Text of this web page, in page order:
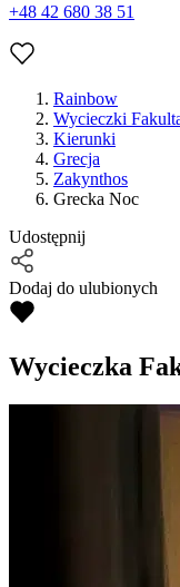
+48 42 680 38 51
Rainbow
Wycieczki
Kierunki
Grecja
Zakynthos
Grecka Noc
Udostępnij
Dodaj do ulubionych
Wycieczka